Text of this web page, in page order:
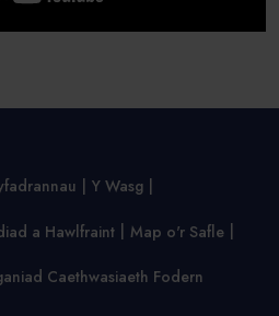
Y Wasg
a Hawlfraint Map o'r Safle
Caethwasiaeth Fodern